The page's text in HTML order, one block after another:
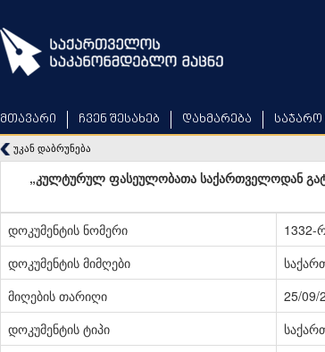
მთავარი ჩვენ შესახებ დახმარება
უკან დაბრუნება
„კულტურულ ფასეულობათა საქართველოდან
დოკუმენტის ნომერი
1332-
დოკუმენტის მიმღები
მიღების თარიღი
25/09/
დოკუმენტის ტიპი